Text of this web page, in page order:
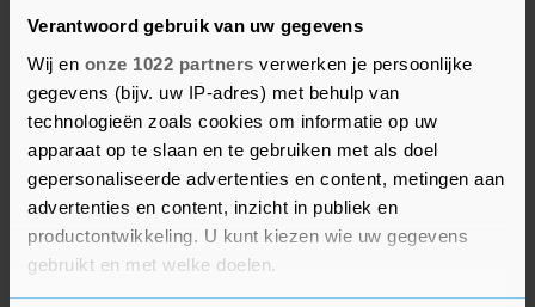
Verantwoord gebruik van uw gegevens
Wij en onze 1022 partners verwerken je persoonlijke
gegevens (bijv. uw IP-adres) met behulp van
technologieën zoals cookies om informatie op uw
apparaat op te slaan en te gebruiken met als doel
gepersonaliseerde advertenties en content, metingen aan
advertenties en content, inzicht in publiek en
productontwikkeling. U kunt kiezen wie uw gegevens
gebruikt en met welke doelen.